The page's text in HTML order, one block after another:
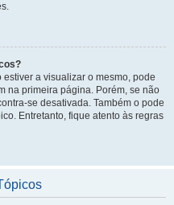
a visualizar o mesmo, pode
na primeira página. Porém, se não
se desativada. Também o pode
Entretanto, fique atento às regras